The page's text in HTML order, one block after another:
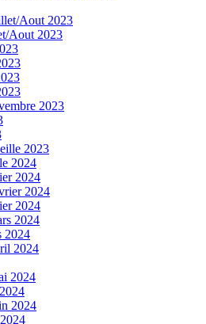
Aout 2023
Aout 2023
2023
2023
2024
2024
2024
2024
2024
2024
2024
2024
2024